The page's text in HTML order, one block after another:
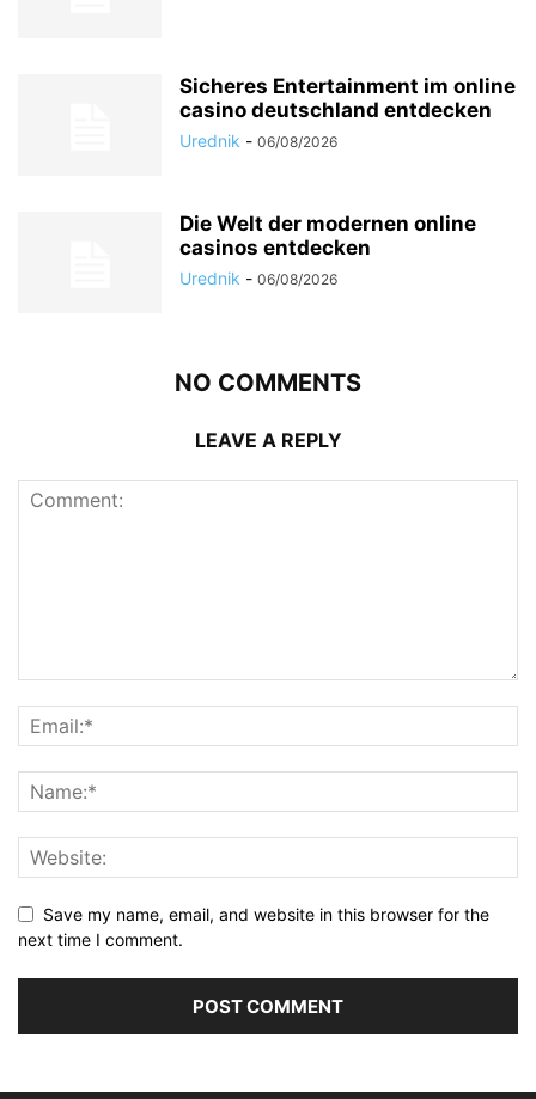
Sicheres Entertainment im online
casino deutschland entdecken
Urednik - 06/08/2026
Die Welt der modernen online
casinos entdecken
Urednik - 06/08/2026
NO COMMENTS
LEAVE A REPLY
Save my name, email, and website in this browser for the
next time I comment.